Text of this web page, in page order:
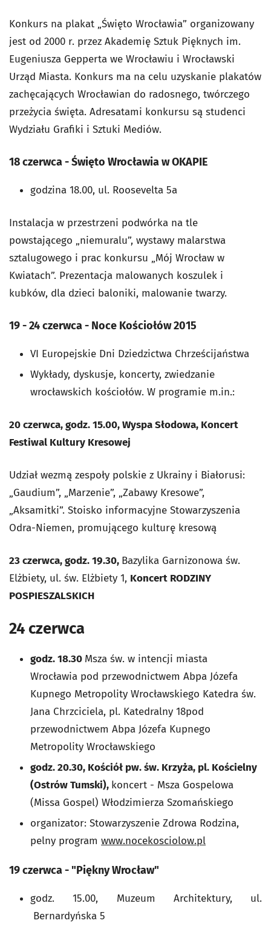
Konkurs na plakat „Święto Wrocławia” organizowany
jest od 2000 r. przez Akademię Sztuk Pięknych im.
Eugeniusza Gepperta we Wrocławiu i Wrocławski
Urząd Miasta. Konkurs ma na celu uzyskanie plakatów
zachęcających Wrocławian do radosnego, twórczego
przeżycia święta. Adresatami konkursu są studenci
Wydziału Grafiki i Sztuki Mediów.
18 czerwca - Święto Wrocławia w OKAPIE
godzina 18.00, ul. Roosevelta 5a
Instalacja w przestrzeni podwórka na tle
powstającego „niemuralu”, wystawy malarstwa
sztalugowego i prac konkursu „Mój Wrocław w
Kwiatach”. Prezentacja malowanych koszulek i
kubków, dla dzieci baloniki, malowanie twarzy.
19 - 24 czerwca - Noce Kościołów 2015
VI Europejskie Dni Dziedzictwa Chrześcijaństwa
Wykłady, dyskusje, koncerty, zwiedzanie
wrocławskich kościołów. W programie m.in.:
20 czerwca, godz. 15.00, Wyspa Słodowa, Koncert
Festiwal Kultury Kresowej
Udział wezmą zespoły polskie z Ukrainy i Białorusi:
„Gaudium”, „Marzenie”, „Zabawy Kresowe”,
„Aksamitki”. Stoisko informacyjne Stowarzyszenia
Odra-Niemen, promującego kulturę kresową
23 czerwca, godz. 19.30, Bazylika Garnizonowa św.
Elżbiety, ul. św. Elżbiety 1, Koncert RODZINY
POSPIESZALSKICH
24 czerwca
godz.18.30 Msza św. w intencji miasta
Wrocławia pod przewodnictwem Abpa Józefa
Kupnego Metropolity Wrocławskiego Katedra św.
Jana Chrzciciela, pl. Katedralny 18pod
przewodnictwem Abpa Józefa Kupnego
Metropolity Wrocławskiego
godz. 20.30, Kościół pw. św. Krzyża, pl. Kościelny
(Ostrów Tumski), koncert - Msza Gospelowa
(Missa Gospel) Włodzimierza Szomańskiego
organizator: Stowarzyszenie Zdrowa Rodzina,
pelny program www.nocekosciolow.pl
19 czerwca - "Piękny Wrocław"
godz. 15.00, Muzeum Architektury, ul.
Bernardyńska 5